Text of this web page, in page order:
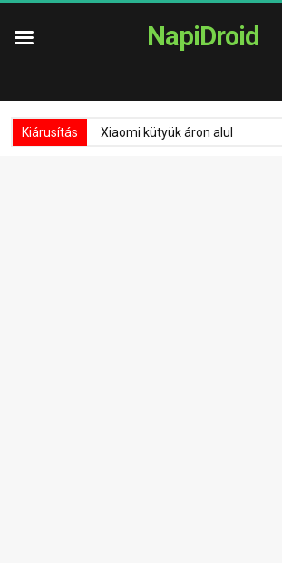
NapiDroid
Kiárusítás Xiaomi kütyük áron alul